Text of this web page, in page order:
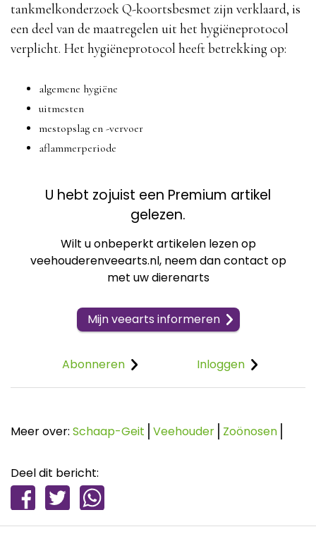
tankmelkonderzoek Q-koortsbesmet zijn verklaard, is
een deel van de maatregelen uit het hygiëneprotocol
verplicht. Het hygiëneprotocol heeft betrekking op:
algemene hygiëne
uitmesten
mestopslag en -vervoer
aflammerperiode
U hebt zojuist een Premium artikel
gelezen.
Wilt u onbeperkt artikelen lezen op
veehouderenveearts.nl, neem dan contact op
met uw dierenarts
Mijn veearts informeren
Abonneren Inloggen
Meer over: Schaap-Geit Veehouder Zoönosen
Deel dit bericht: